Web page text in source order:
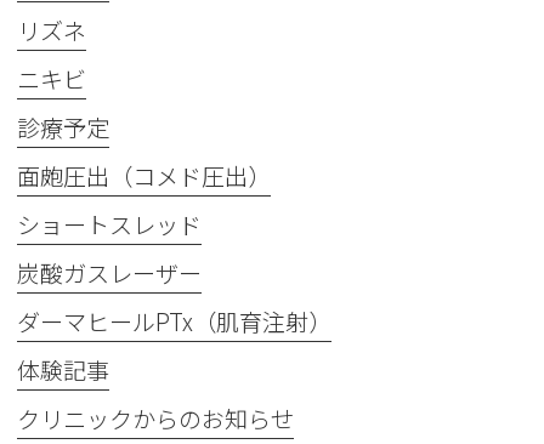
リズネ
ニキビ
診療予定
面皰圧出（コメド圧出）
ショートスレッド
炭酸ガスレーザー
ダーマヒールPTx（肌育注射）
体験記事
クリニックからのお知らせ